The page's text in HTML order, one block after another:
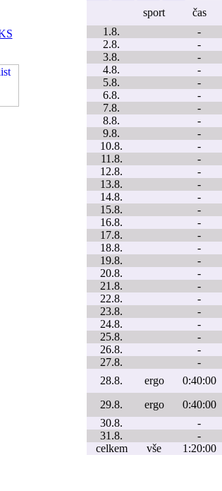
sport čas
1.8.
-
2.8.
-
3.8.
-
4.8.
-
5.8.
-
6.8.
-
7.8.
-
8.8.
-
9.8.
-
10.8.
-
11.8.
-
12.8.
-
13.8.
-
14.8.
-
15.8.
-
16.8.
-
17.8.
-
18.8.
-
19.8.
-
20.8.
-
21.8.
-
22.8.
-
23.8.
-
24.8.
-
25.8.
-
26.8.
-
27.8.
-
28.8.
ergo 0:40:00
29.8.
ergo 0:40:00
30.8.
-
31.8.
-
celkem
vše 1:20:00